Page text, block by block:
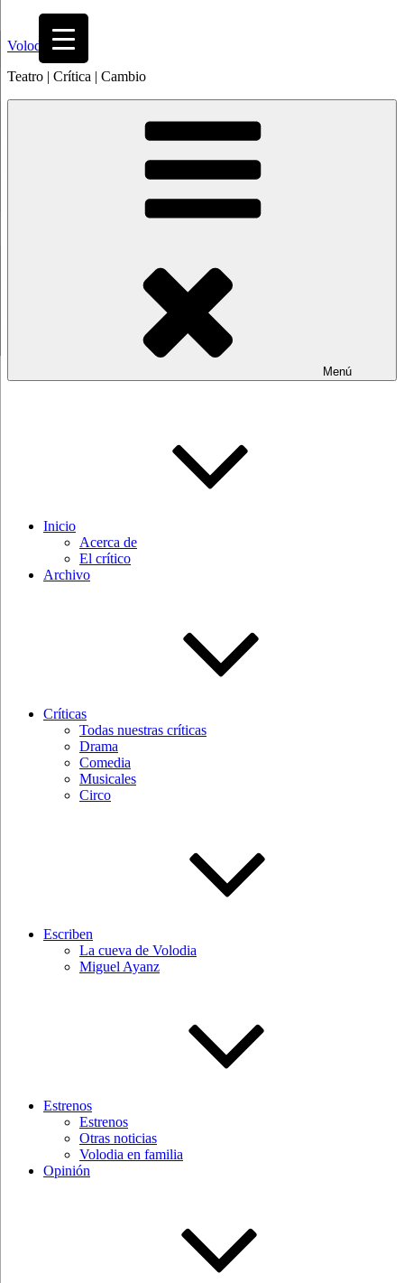
contenido
Volodia
Teatro | Crítica | Cambio
Menú
Inicio
Acerca de
El crítico
Archivo
Críticas
Todas nuestras críticas
Drama
Comedia
Musicales
Circo
Escriben
La cueva de Volodia
Miguel Ayanz
Estrenos
Estrenos
Otras noticias
Volodia en familia
Opinión